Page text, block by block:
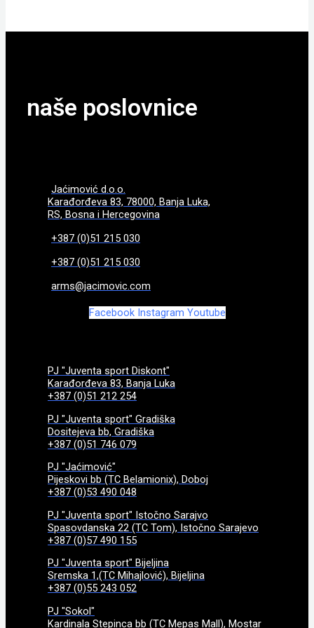
naše poslovnice
Jaćimović d.o.o.
Karađorđeva 83, 78000, Banja Luka,
RS, Bosna i Hercegovina
+387 (0)51 215 030
+387 (0)51 215 030
arms@jacimovic.com
Facebook Instagram Youtube
PJ "Juventa sport Diskont"
Karađorđeva 83, Banja Luka
+387 (0)51 212 254
PJ "Juventa sport" Gradiška
Dositejeva bb, Gradiška
+387 (0)51 746 079
PJ "Jaćimović"
Pijeskovi bb (TC Belamionix), Doboj
+387 (0)53 490 048
PJ "Juventa sport" Istočno Sarajvo
Spasovdanska 22 (TC Tom), Istočno Sarajevo
+387 (0)57 490 155
PJ "Juventa sport" Bijeljina
Sremska 1,(TC Mihajlović), Bijeljina
+387 (0)55 243 052
PJ "Sokol"
Kardinala Stepinca bb (TC Mepas Mall), Mostar